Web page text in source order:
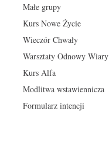
Małe grupy
Kurs Nowe Życie
Wieczór Chwały
Warsztaty Odnowy Wiary
Kurs Alfa
Modlitwa wstawiennicza
Formularz intencji